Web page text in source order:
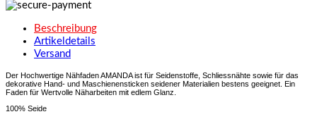
Beschreibung
Artikeldetails
Versand
Der Hochwertige Nähfaden AMANDA ist für Seidenstoffe, Schliessnähte sowie für das
dekorative Hand- und Maschienensticken seidener Materialien bestens geeignet. Ein
Faden für Wertvolle Näharbeiten mit edlem Glanz.
100% Seide